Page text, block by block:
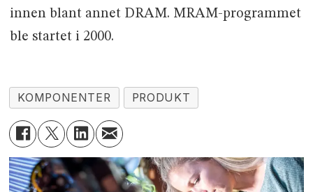
innen blant annet DRAM. MRAM-programmet
ble startet i 2000.
KOMPONENTER PRODUKT